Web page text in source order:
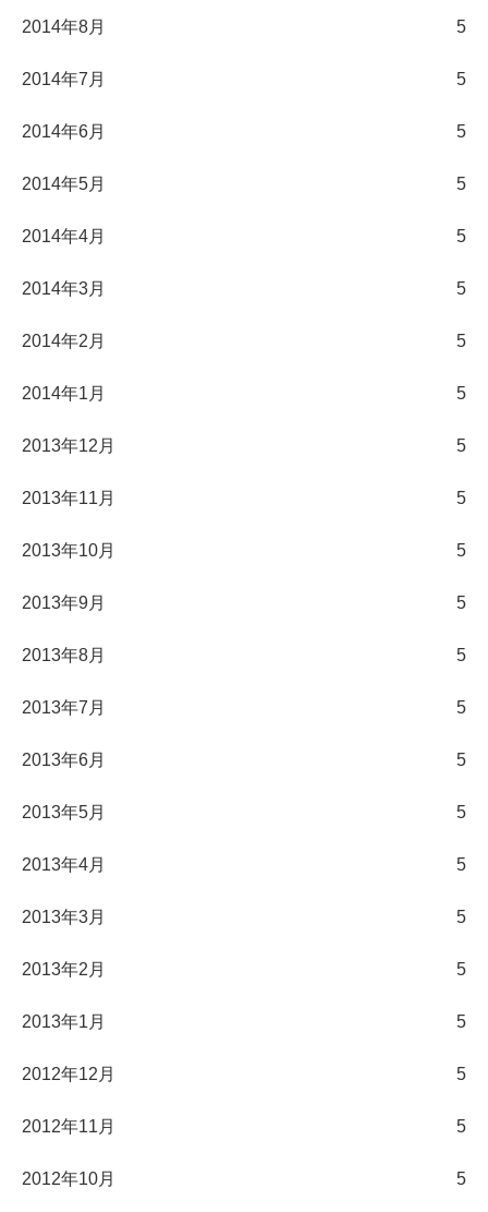
2014年8月 5
2014年7月 5
2014年6月 5
2014年5月 5
2014年4月 5
2014年3月 5
2014年2月 5
2014年1月 5
2013年12月 5
2013年11月 5
2013年10月 5
2013年9月 5
2013年8月 5
2013年7月 5
2013年6月 5
2013年5月 5
2013年4月 5
2013年3月 5
2013年2月 5
2013年1月 5
2012年12月 5
2012年11月 5
2012年10月 5